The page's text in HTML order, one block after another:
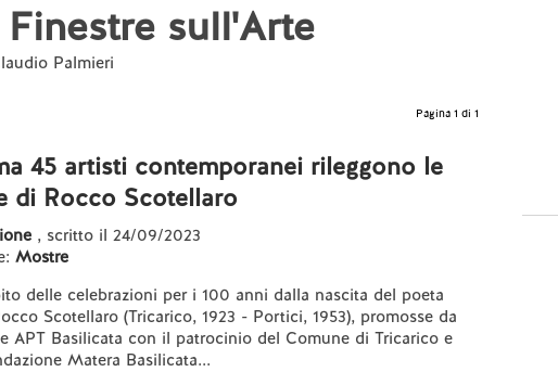
sull'Arte
Palmieri
Pagina 1 di 1
45 artisti contemporanei rileggono le
di Rocco Scotellaro
, scritto il 24/09/2023
Mostre
delle celebrazioni per i 100 anni dalla nascita del poeta
Scotellaro (Tricarico, 1923 - Portici, 1953), promosse da
APT Basilicata con il patrocinio del Comune di Tricarico e
Matera Basilicata...